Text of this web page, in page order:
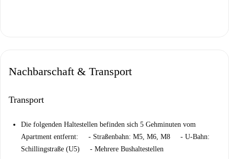
Nachbarschaft & Transport
Transport
Die folgenden Haltestellen befinden sich 5 Gehminuten vom
Apartment entfernt: - Straßenbahn: M5, M6, M8 - U-Bahn:
Schillingstraße (U5) - Mehrere Bushaltestellen